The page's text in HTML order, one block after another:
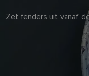
Zet fenders uit vanaf